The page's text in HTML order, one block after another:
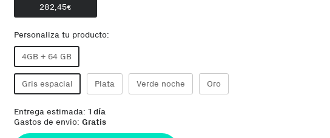
282,45€
Personaliza tu producto:
4GB + 64 GB
Gris espacial Plata Verde noche Oro
Entrega estimada: 1 día
Gastos de envio: Gratis